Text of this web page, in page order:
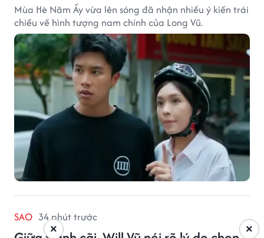
Mùa Hè Năm Ấy vừa lên sóng đã nhận nhiều ý kiến trái
chiều về hình tượng nam chính của Long Vũ.
SAO 34 phút trước
×
×